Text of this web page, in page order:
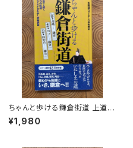
ちゃんと歩ける鎌倉街道 上道・
中道・下道
¥1,980